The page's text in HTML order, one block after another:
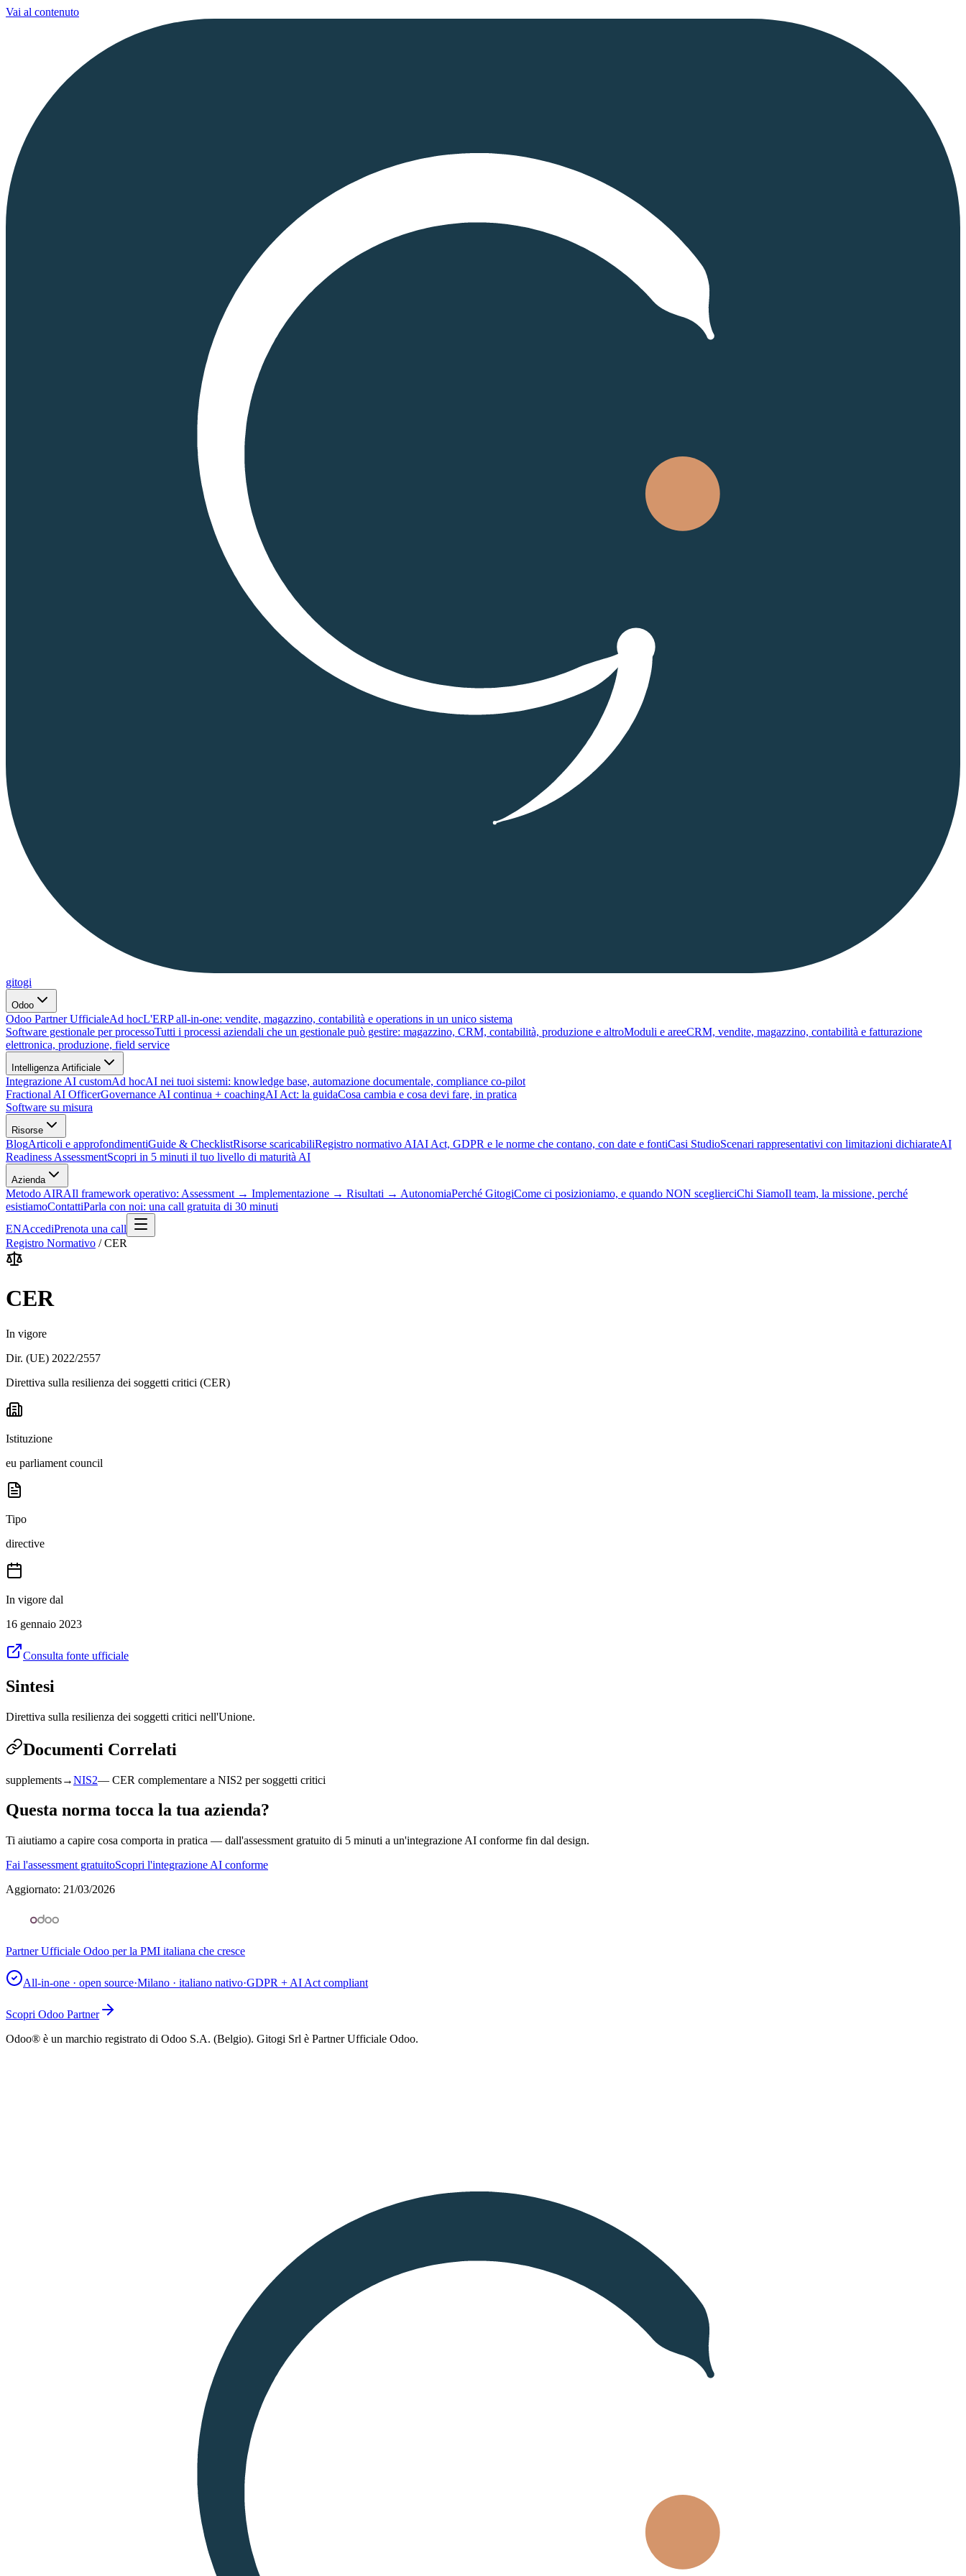
Vai al contenuto
gitogi
Odoo
Odoo Partner UfficialeAd hocL'ERP all-in-one: vendite, magazzino, contabilità e operations in un unico sistema
Software gestionale per processoTutti i processi aziendali che un gestionale può gestire: magazzino, CRM, contabilità, produzione e altroModuli e areeCRM, vendite, magazzino, contabilità e fatturazione
elettronica, produzione, field service
Intelligenza Artificiale
Integrazione AI customAd hocAI nei tuoi sistemi: knowledge base, automazione documentale, compliance co-pilot
Fractional AI OfficerGovernance AI continua + coachingAI Act: la guidaCosa cambia e cosa devi fare, in pratica
Software su misura
Risorse
BlogArticoli e approfondimentiGuide & ChecklistRisorse scaricabiliRegistro normativo AIAI Act, GDPR e le norme che contano, con date e fontiCasi StudioScenari rappresentativi con limitazioni dichiarateAI
Readiness AssessmentScopri in 5 minuti il tuo livello di maturità AI
Azienda
Metodo AIRAIl framework operativo: Assessment → Implementazione → Risultati → AutonomiaPerché GitogiCome ci posizioniamo, e quando NON sceglierciChi SiamoIl team, la missione, perché
esistiamoContattiParla con noi: una call gratuita di 30 minuti
ENAccediPrenota una call
Registro Normativo /CER
CER
In vigore
Dir. (UE) 2022/2557
Direttiva sulla resilienza dei soggetti critici (CER)
Istituzione
eu parliament council
Tipo
directive
In vigore dal
16 gennaio 2023
Consulta fonte ufficiale
Sintesi
Direttiva sulla resilienza dei soggetti critici nell'Unione.
Documenti Correlati
supplements→NIS2— CER complementare a NIS2 per soggetti critici
Questa norma tocca la tua azienda?
Ti aiutiamo a capire cosa comporta in pratica — dall'assessment gratuito di 5 minuti a un'integrazione AI conforme fin dal design.
Fai l'assessment gratuitoScopri l'integrazione AI conforme
Aggiornato: 21/03/2026
Partner Ufficiale Odoo per la PMI italiana che cresce
All-in-one · open source·Milano · italiano nativo·GDPR + AI Act compliant
Scopri Odoo Partner
Odoo® è un marchio registrato di Odoo S.A. (Belgio). Gitogi Srl è Partner Ufficiale Odoo.